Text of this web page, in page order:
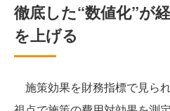
徹底した“数値化”が
を上げる
施策効果を財務指標で見ら